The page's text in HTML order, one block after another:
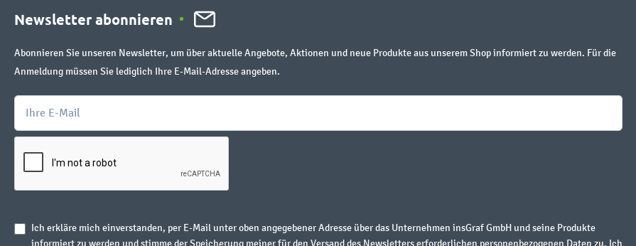
Newsletter abonnieren
Abonnieren Sie unseren Newsletter, um über aktuelle Angebote, Aktionen und neue Produkte aus unserem Shop informiert zu werden. Für die
Anmeldung müssen Sie lediglich Ihre E-Mail-Adresse angeben.
Ich erkläre mich einverstanden, per E-Mail unter oben angegebener Adresse über das Unternehmen insGraf GmbH und seine Produkte
informiert zu werden und stimme der Speicherung meiner für den Versand des Newsletters erforderlichen personenbezogenen Daten zu. Ich